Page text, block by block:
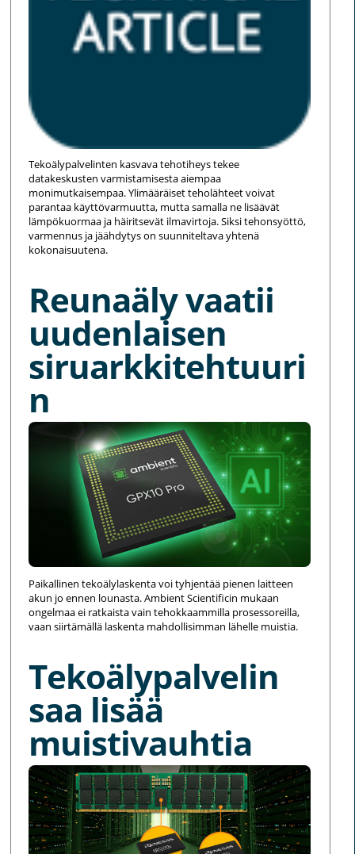
Tekoälypalvelinten kasvava tehotiheys tekee
datakeskusten varmistamisesta aiempaa
monimutkaisempaa. Ylimääräiset teholähteet voivat
parantaa käyttövarmuutta, mutta samalla ne lisäävät
lämpökuormaa ja häiritsevät ilmavirtoja. Siksi tehonsyöttö,
varmennus ja jäähdytys on suunniteltava yhtenä
kokonaisuutena.
Reunaäly vaatii
uudenlaisen
siruarkkitehtuuri
n
Paikallinen tekoälylaskenta voi tyhjentää pienen laitteen
akun jo ennen lounasta. Ambient Scientificin mukaan
ongelmaa ei ratkaista vain tehokkaammilla prosessoreilla,
vaan siirtämällä laskenta mahdollisimman lähelle muistia.
Tekoälypalvelin
saa lisää
muistivauhtia